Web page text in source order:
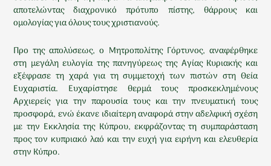
αποτελώντας διαχρονικό πρότυπο πίστης, θάρρους και
ομολογίας για όλους τους χριστιανούς.
Προ της απολύσεως, ο Μητροπολίτης Γόρτυνος, αναφέρθηκε
στη μεγάλη ευλογία της πανηγύρεως της Αγίας Κυριακής και
εξέφρασε τη χαρά για τη συμμετοχή των πιστών στη Θεία
Ευχαριστία. Ευχαρίστησε θερμά τους προσκεκλημένους
Αρχιερείς για την παρουσία τους και την πνευματική τους
προσφορά, ενώ έκανε ιδιαίτερη αναφορά στην αδελφική σχέση
με την Εκκλησία της Κύπρου, εκφράζοντας τη συμπαράσταση
προς τον κυπριακό λαό και την ευχή για ειρήνη και ελευθερία
στην Κύπρο.